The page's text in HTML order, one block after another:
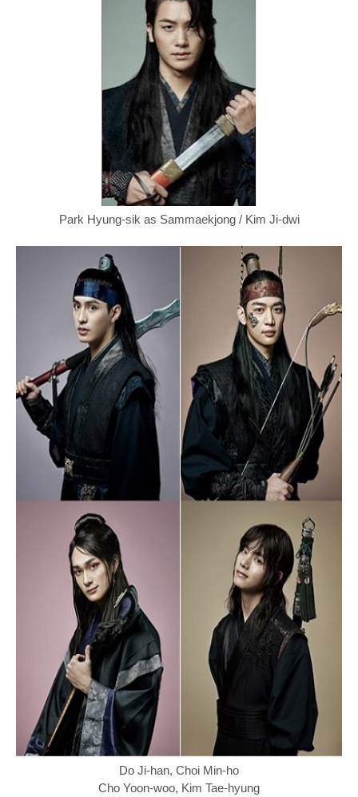
Park Hyung-sik as Sammaekjong / Kim Ji-dwi
Do Ji-han, Choi Min-ho
Cho Yoon-woo, Kim Tae-hyung